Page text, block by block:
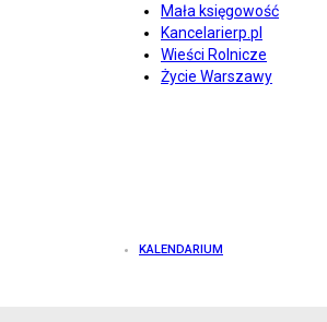
Mała księgowość
Kancelarierp.pl
Wieści Rolnicze
Życie Warszawy
KALENDARIUM